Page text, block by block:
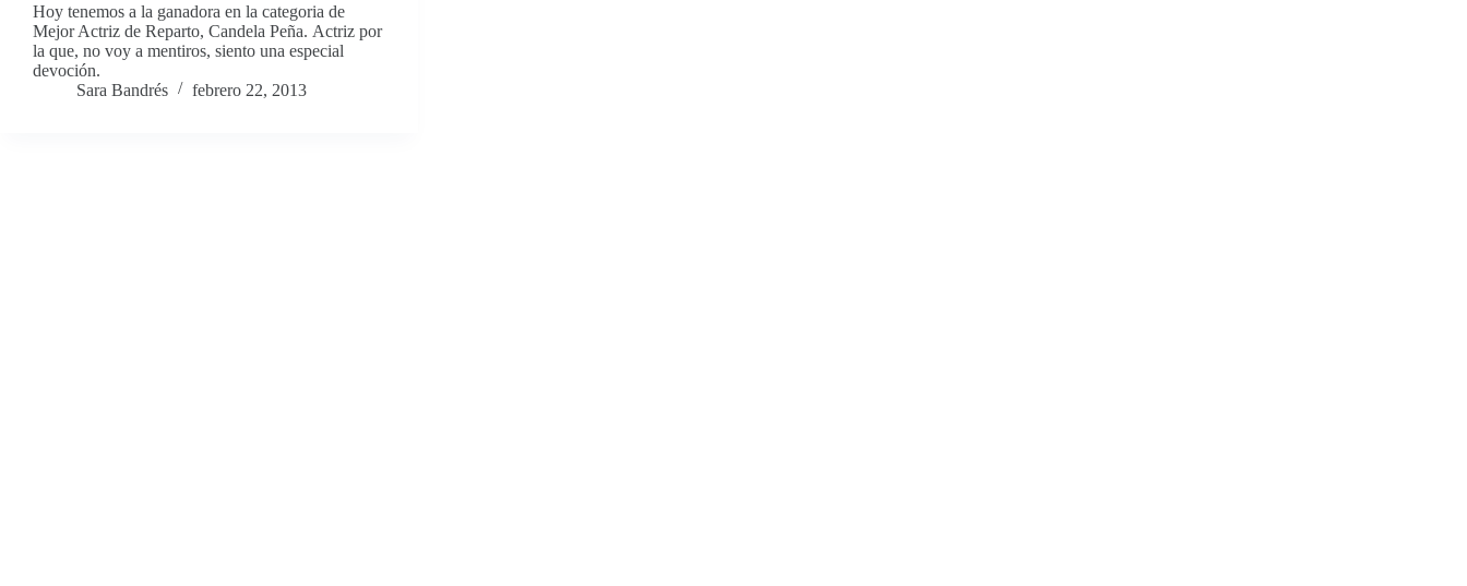
Hoy tenemos a la ganadora en la categoria de
Mejor Actriz de Reparto, Candela Peña. Actriz por
la que, no voy a mentiros, siento una especial
devoción.
Sara Bandrés
febrero 22, 2013